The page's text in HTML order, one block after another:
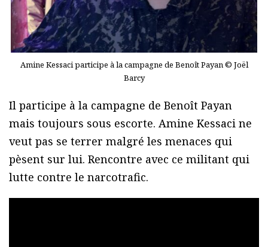
Amine Kessaci participe à la campagne de Benoît Payan © Joël
Barcy
Il participe à la campagne de Benoît Payan
mais toujours sous escorte. Amine Kessaci ne
veut pas se terrer malgré les menaces qui
pèsent sur lui. Rencontre avec ce militant qui
lutte contre le narcotrafic.